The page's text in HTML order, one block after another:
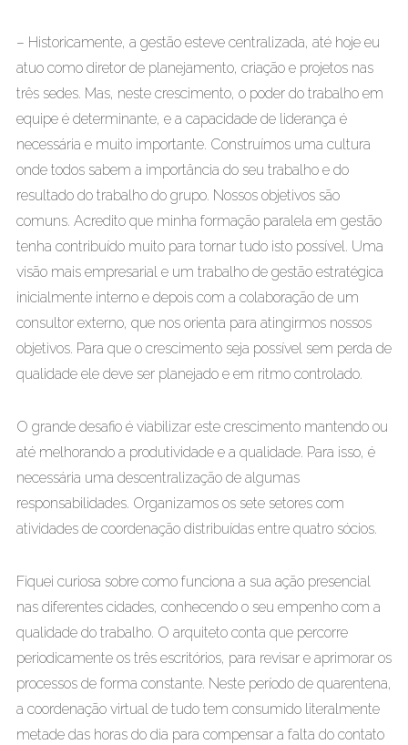
– Historicamente, a gestão esteve centralizada, até hoje eu
atuo como diretor de planejamento, criação e projetos nas
três sedes. Mas, neste crescimento, o poder do trabalho em
equipe é determinante, e a capacidade de liderança é
necessária e muito importante. Construímos uma cultura
onde todos sabem a importância do seu trabalho e do
resultado do trabalho do grupo. Nossos objetivos são
comuns. Acredito que minha formação paralela em gestão
tenha contribuído muito para tornar tudo isto possível. Uma
visão mais empresarial e um trabalho de gestão estratégica
inicialmente interno e depois com a colaboração de um
consultor externo, que nos orienta para atingirmos nossos
objetivos. Para que o crescimento seja possível sem perda de
qualidade ele deve ser planejado e em ritmo controlado.
O grande desafio é viabilizar este crescimento mantendo ou
até melhorando a produtividade e a qualidade. Para isso, é
necessária uma descentralização de algumas
responsabilidades. Organizamos os sete setores com
atividades de coordenação distribuídas entre quatro sócios.
Fiquei curiosa sobre como funciona a sua ação presencial
nas diferentes cidades, conhecendo o seu empenho com a
qualidade do trabalho. O arquiteto conta que percorre
periodicamente os três escritórios, para revisar e aprimorar os
processos de forma constante. Neste período de quarentena,
a coordenação virtual de tudo tem consumido literalmente
metade das horas do dia para compensar a falta do contato